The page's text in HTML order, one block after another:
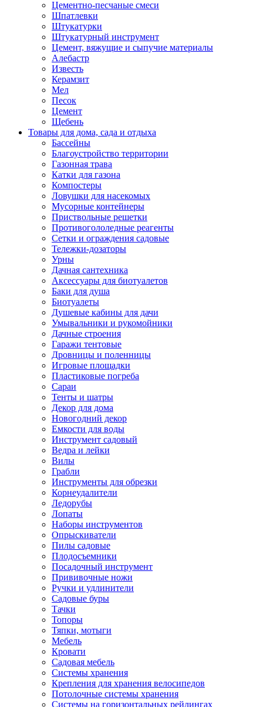
Цементно-песчаные смеси
Шпатлевки
Штукатурки
Штукатурный инструмент
Цемент, вяжущие и сыпучие материалы
Алебастр
Известь
Керамзит
Мел
Песок
Цемент
Щебень
Товары для дома, сада и отдыха
Бассейны
Благоустройство территории
Газонная трава
Катки для газона
Компостеры
Ловушки для насекомых
Мусорные контейнеры
Приствольные решетки
Противогололедные реагенты
Сетки и ограждения садовые
Тележки-дозаторы
Урны
Дачная сантехника
Аксессуары для биотуалетов
Баки для душа
Биотуалеты
Душевые кабины для дачи
Умывальники и рукомойники
Дачные строения
Гаражи тентовые
Дровницы и поленницы
Игровые площадки
Пластиковые погреба
Сараи
Тенты и шатры
Декор для дома
Новогодний декор
Емкости для воды
Инструмент садовый
Ведра и лейки
Вилы
Грабли
Инструменты для обрезки
Корнеудалители
Ледорубы
Лопаты
Наборы инструментов
Опрыскиватели
Пилы садовые
Плодосъемники
Посадочный инструмент
Прививочные ножи
Ручки и удлинители
Садовые буры
Тачки
Топоры
Тяпки, мотыги
Мебель
Кровати
Садовая мебель
Системы хранения
Крепления для хранения велосипедов
Потолочные системы хранения
Системы на горизонтальных рейлингах